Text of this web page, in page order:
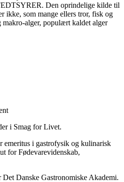
Den oprindelige kilde til
ikke, som mange ellers tror, fisk og
alger, populært kaldet alger
i Smag for Livet.
emeritus i gastrofysik og kulinarisk
for Fødevarevidenskab,
Danske Gastronomiske Akademi.